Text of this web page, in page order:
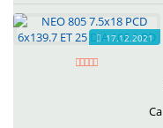
17.12.2021